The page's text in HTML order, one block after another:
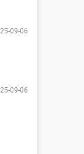
09-06
09-06